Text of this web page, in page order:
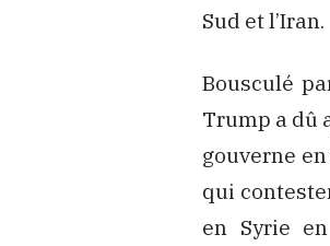
Sud et l’Iran.
Bousculé
Trump a dû
gouverne
qui
en Syrie